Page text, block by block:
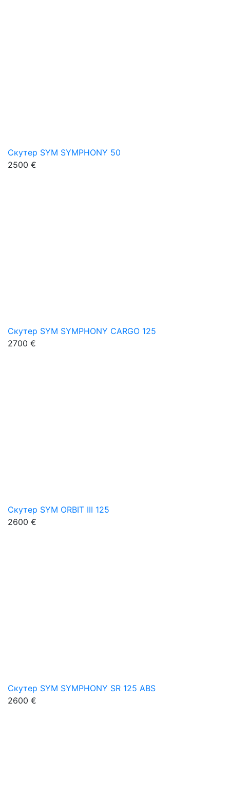
Скутер SYM SYMPHONY 50
2500 €
Скутер SYM SYMPHONY CARGO 125
2700 €
Скутер SYM ORBIT III 125
2600 €
Скутер SYM SYMPHONY SR 125 ABS
2600 €